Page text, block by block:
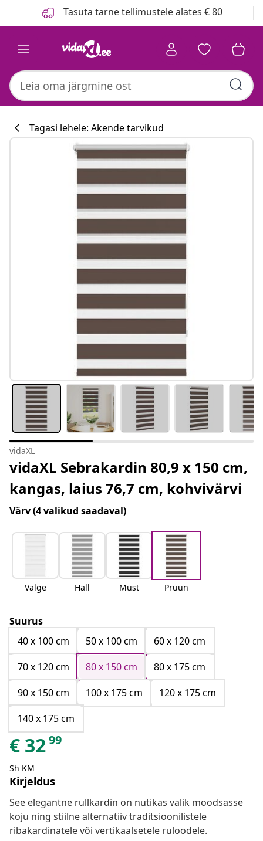
Tasuta tarne tellimustele alates € 80
Tagasi lehele: Akende tarvikud
vidaXL
vidaXL Sebrakardin 80,9 x 150 cm,
kangas, laius 76,7 cm, kohvivärvi
Värv(4 valikud saadaval)
Valge Hall Must Pruun
Suurus
40 x 100 cm
50 x 100 cm
60 x 120 cm
70 x 120 cm
80 x 150 cm
80 x 175 cm
90 x 150 cm
100 x 175 cm
120 x 175 cm
140 x 175 cm
€ 3299
Sh KM
Kirjeldus
See elegantne rullkardin on nutikas valik moodsasse
koju ning stiilne alternatiiv traditsioonilistele
ribakardinatele või vertikaalsetele ruloodele.